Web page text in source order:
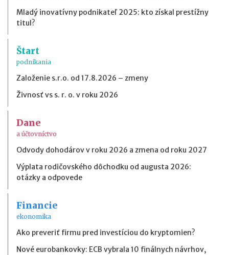
Mladý inovatívny podnikateľ 2025: kto získal prestížny
titul?
Štart
podnikania
Založenie s.r.o. od 17.8.2026 – zmeny
Živnosť vs s. r. o. v roku 2026
Dane
a účtovníctvo
Odvody dohodárov v roku 2026 a zmena od roku 2027
Výplata rodičovského dôchodku od augusta 2026:
otázky a odpovede
Financie
ekonomika
Ako preveriť firmu pred investíciou do kryptomien?
Nové eurobankovky: ECB vybrala 10 finálnych návrhov,